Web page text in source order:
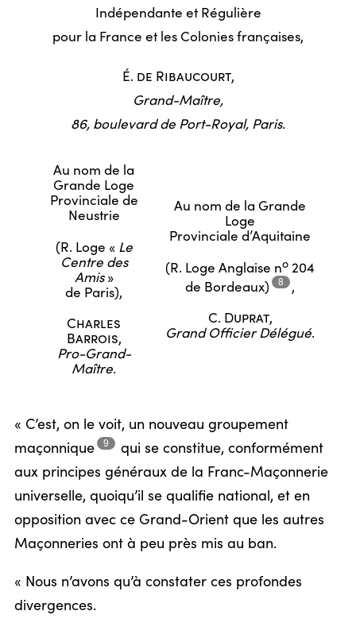
Indépendante et Régulière
pour la France et les Colonies françaises,
É. de Ribaucourt,
Grand-Maître,
86, boulevard de Port-Royal, Paris.
Au nom de la
Grande Loge
Provinciale de
Neustrie
(R. Loge « Le
Centre des
Amis»
de Paris),
Charles
Barrois,
Pro-Grand-
Maître.
Au nom de la Grande
Loge
Provinciale d’Aquitaine
(R. Loge Anglaise no 204
de Bordeaux) 8 ,
C. Duprat,
Grand Officier Délégué.
« C’est, on le voit, un nouveau groupement
maçonnique
9
qui se constitue, conformément
aux principes généraux de la Franc-Maçonnerie
universelle, quoiqu’il se qualifie national, et en
opposition avec ce Grand-Orient que les autres
Maçonneries ont à peu près mis au ban.
« Nous n’avons qu’à constater ces profondes
divergences.